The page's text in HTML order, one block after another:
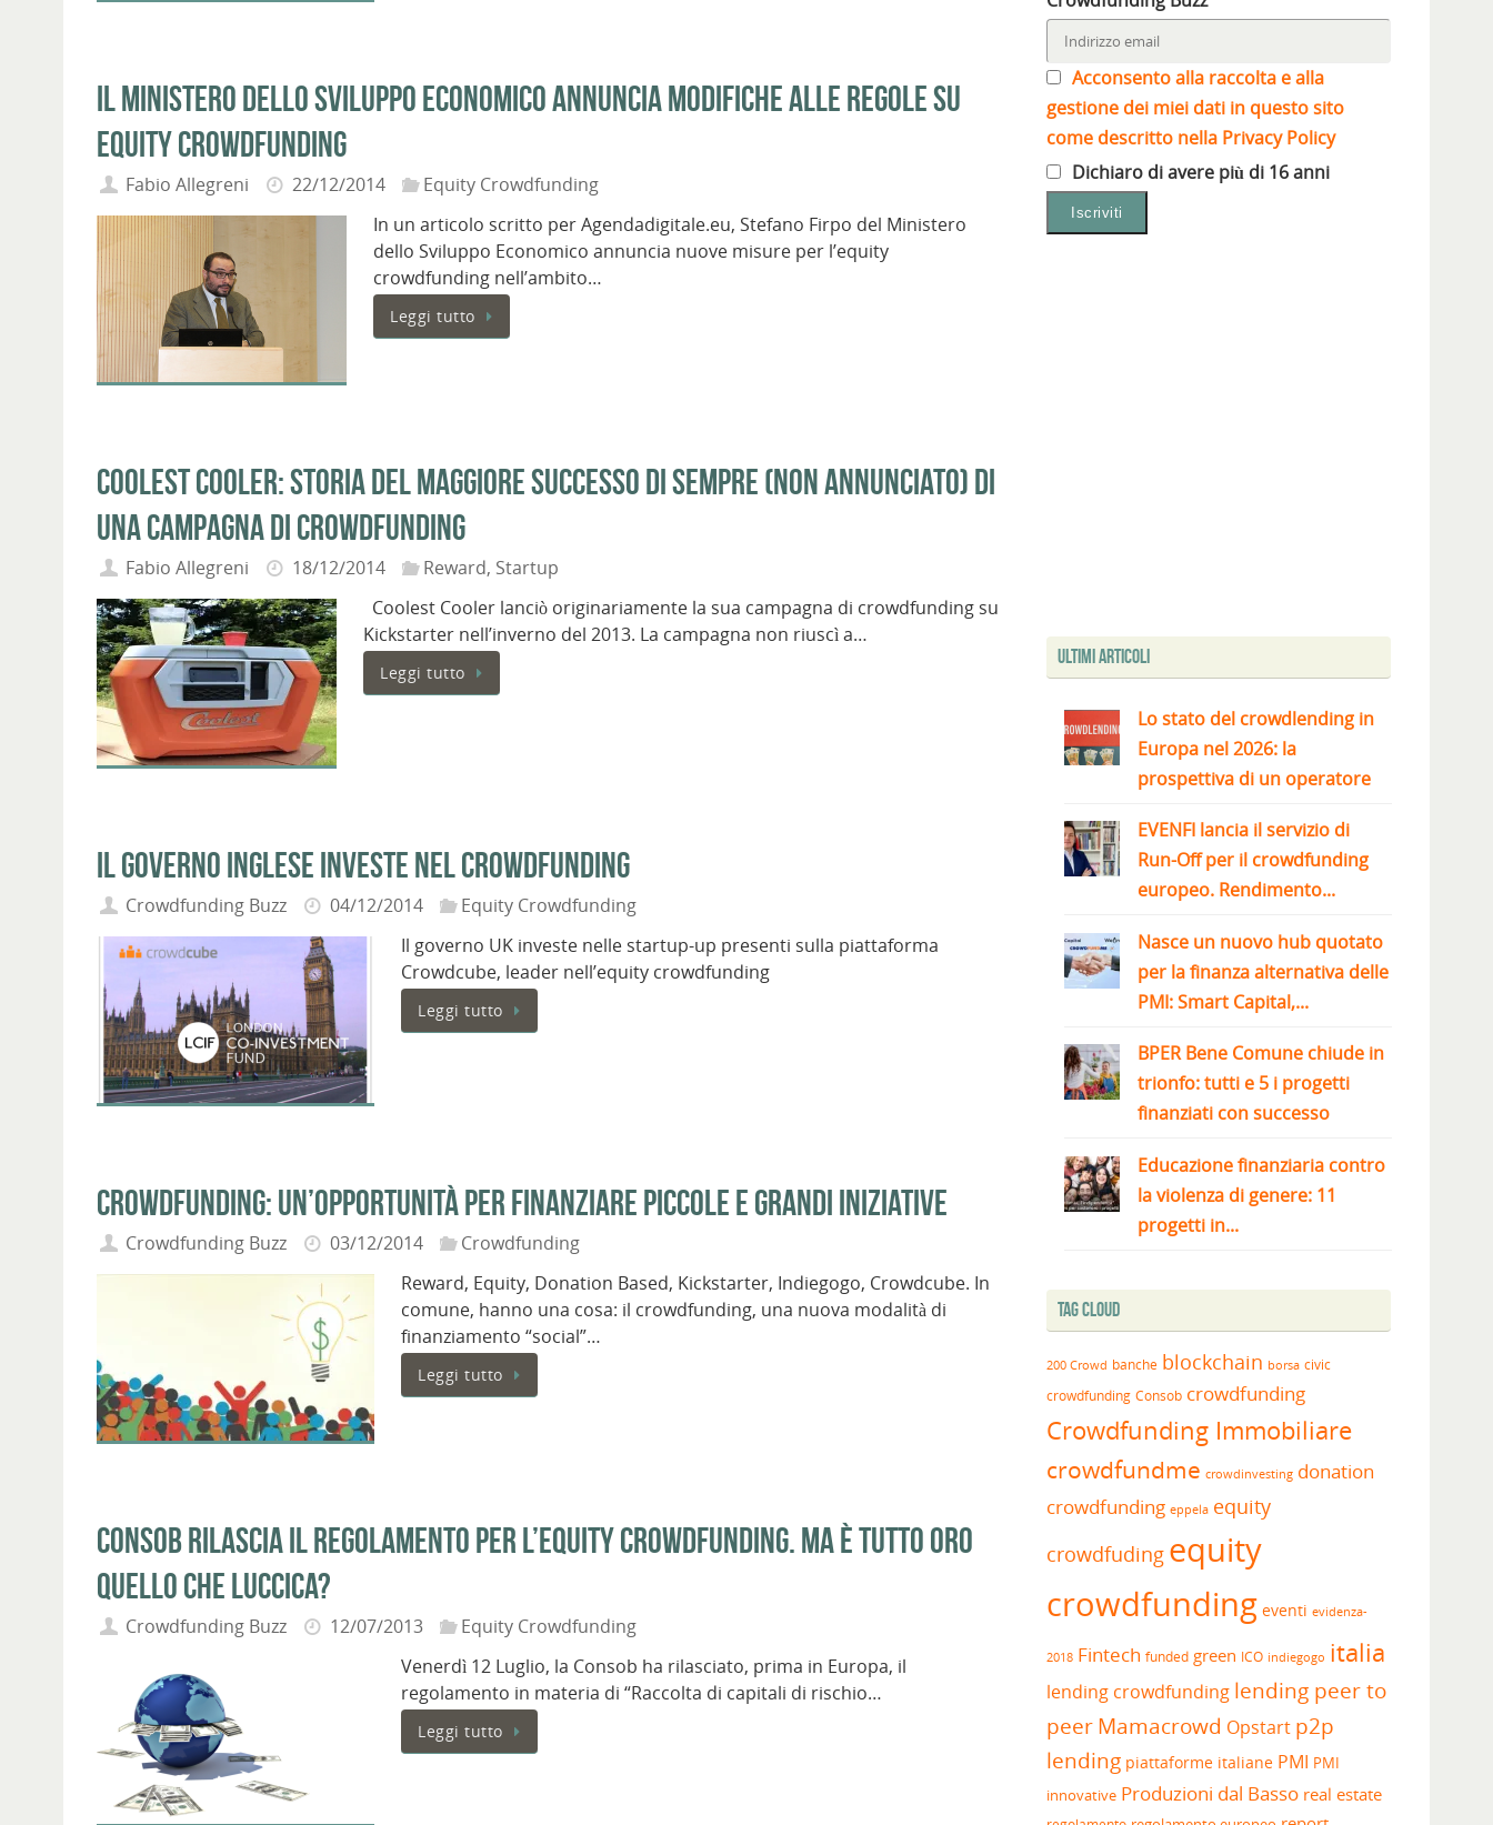
Il ministero dello Sviluppo Economico annuncia modifiche alle regole su
Equity Crowdfunding
Fabio Allegreni 22/12/2014
Equity Crowdfunding
In un articolo scritto per Agendadigitale.eu, Stefano Firpo del Ministero
dello Sviluppo Economico annuncia nuove misure per l’equity
crowdfunding nell’ambito…
Leggi tutto
Coolest Cooler: storia del maggiore successo di sempre (non annunciato) di
una campagna di crowdfunding
Fabio Allegreni 18/12/2014 Reward, Startup
Coolest Cooler lanciò originariamente la sua campagna di crowdfunding su
Kickstarter nell’inverno del 2013. La campagna non riuscì a…
Leggi tutto
Il governo inglese investe nel crowdfunding
Crowdfunding Buzz 04/12/2014
Equity Crowdfunding
Il governo UK investe nelle startup-up presenti sulla piattaforma
Crowdcube, leader nell’equity crowdfunding
Leggi tutto
Crowdfunding: un’opportunità per finanziare piccole e grandi iniziative
Crowdfunding Buzz 03/12/2014
Crowdfunding
Reward, Equity, Donation Based, Kickstarter, Indiegogo, Crowdcube. In
comune, hanno una cosa: il crowdfunding, una nuova modalità di
finanziamento “social”…
Leggi tutto
Consob rilascia il regolamento per l’Equity Crowdfunding. Ma è tutto oro
quello che luccica?
Crowdfunding Buzz 12/07/2013
Equity Crowdfunding
Venerdì 12 Luglio, la Consob ha rilasciato, prima in Europa, il
regolamento in materia di “Raccolta di capitali di rischio…
Leggi tutto
Acconsento alla raccolta e alla
gestione dei miei dati in questo sito
come descritto nella Privacy Policy
Dichiaro di avere più di 16 anni
Ultimi articoli
Lo stato del crowdlending in
Europa nel 2026: la
prospettiva di un operatore
EVENFI lancia il servizio di
Run-Off per il crowdfunding
europeo. Rendimento...
Nasce un nuovo hub quotato
per la finanza alternativa delle
PMI: Smart Capital,...
BPER Bene Comune chiude in
trionfo: tutti e 5 i progetti
finanziati con successo
Educazione finanziaria contro
la violenza di genere: 11
progetti in...
Tag Cloud
200 Crowd banche blockchain borsa civic
crowdfunding Consob crowdfunding
Crowdfunding Immobiliare
crowdfundme crowdinvesting donation
crowdfunding eppela equity
crowdfuding equity
crowdfunding eventi evidenza-
2018 Fintech funded green ICO indiegogo italia
lending crowdfunding lending peer to
peerMamacrowd Opstart p2p
lending piattaforme italiane PMI PMI
innovative Produzioni dal Basso real estate